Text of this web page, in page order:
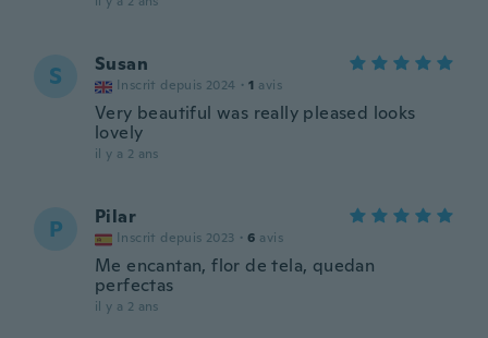
S Susan
Inscrit depuis 2024 · 1 avis
Very beautiful was really pleased looks
lovely
il y a 2 ans
P Pilar
Inscrit depuis 2023 · 6 avis
Me encantan, flor de tela, quedan
perfectas
il y a 2 ans